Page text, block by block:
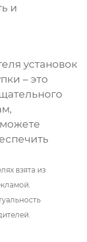
и
установок
– это
взята из